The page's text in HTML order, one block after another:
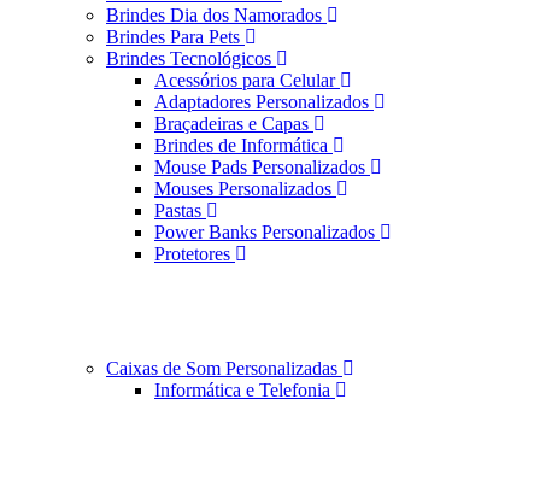
Brindes Dia dos Namorados
Brindes Para Pets
Brindes Tecnológicos
Acessórios para Celular
Adaptadores Personalizados
Braçadeiras e Capas
Brindes de Informática
Mouse Pads Personalizados
Mouses Personalizados
Pastas
Power Banks Personalizados
Protetores
Caixas de Som Personalizadas
Informática e Telefonia